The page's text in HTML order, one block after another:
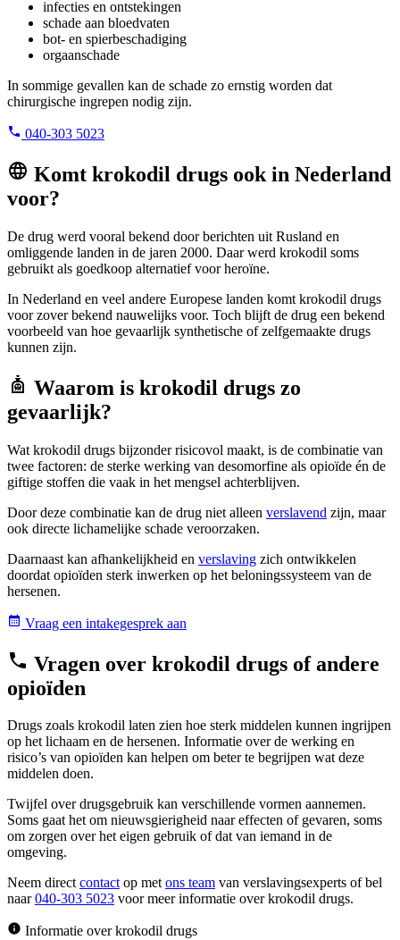
infecties en ontstekingen
schade aan bloedvaten
bot- en spierbeschadiging
orgaanschade
In sommige gevallen kan de schade zo ernstig worden dat
chirurgische ingrepen nodig zijn.
040-303 5023
Komt krokodil drugs ook in Nederland
voor?
De drug werd vooral bekend door berichten uit Rusland en
omliggende landen in de jaren 2000. Daar werd krokodil soms
gebruikt als goedkoop alternatief voor heroïne.
In Nederland en veel andere Europese landen komt krokodil drugs
voor zover bekend nauwelijks voor. Toch blijft de drug een bekend
voorbeeld van hoe gevaarlijk synthetische of zelfgemaakte drugs
kunnen zijn.
Waarom is krokodil drugs zo
gevaarlijk?
Wat krokodil drugs bijzonder risicovol maakt, is de combinatie van
twee factoren: de sterke werking van desomorfine als opioïde én de
giftige stoffen die vaak in het mengsel achterblijven.
Door deze combinatie kan de drug niet alleen verslavend zijn, maar
ook directe lichamelijke schade veroorzaken.
Daarnaast kan afhankelijkheid en verslaving zich ontwikkelen
doordat opioïden sterk inwerken op het beloningssysteem van de
hersenen.
Vraag een intakegesprek aan
Vragen over krokodil drugs of andere
opioïden
Drugs zoals krokodil laten zien hoe sterk middelen kunnen ingrijpen
op het lichaam en de hersenen. Informatie over de werking en
risico’s van opioïden kan helpen om beter te begrijpen wat deze
middelen doen.
Twijfel over drugsgebruik kan verschillende vormen aannemen.
Soms gaat het om nieuwsgierigheid naar effecten of gevaren, soms
om zorgen over het eigen gebruik of dat van iemand in de
omgeving.
Neem directcontactop metons team van verslavingsexperts of bel
naar040-303 5023 voor meer informatie over krokodil drugs.
Informatie over krokodil drugs